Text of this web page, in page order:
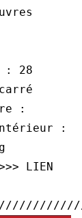
: 28
:
:
LIEN